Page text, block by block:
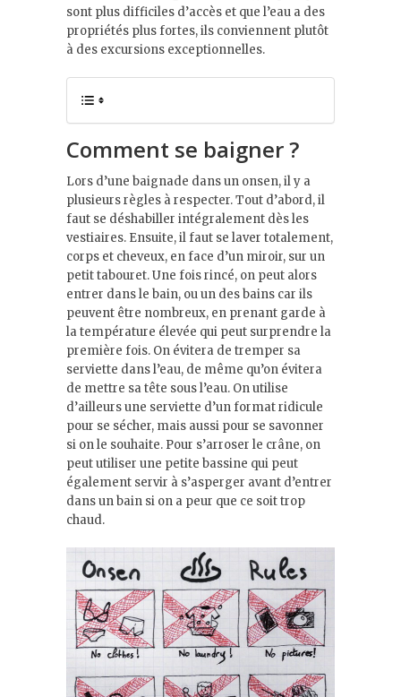
sont plus difficiles d’accès et que l’eau a des
propriétés plus fortes, ils conviennent plutôt
à des excursions exceptionnelles.
Comment se baigner ?
Lors d’une baignade dans un onsen, il y a
plusieurs règles à respecter. Tout d’abord, il
faut se déshabiller intégralement dès les
vestiaires. Ensuite, il faut se laver totalement,
corps et cheveux, en face d’un miroir, sur un
petit tabouret. Une fois rincé, on peut alors
entrer dans le bain, ou un des bains car ils
peuvent être nombreux, en prenant garde à
la température élevée qui peut surprendre la
première fois. On évitera de tremper sa
serviette dans l’eau, de même qu’on évitera
de mettre sa tête sous l’eau. On utilise
d’ailleurs une serviette d’un format ridicule
pour se sécher, mais aussi pour se savonner
si on le souhaite. Pour s’arroser le crâne, on
peut utiliser une petite bassine qui peut
également servir à s’asperger avant d’entrer
dans un bain si on a peur que ce soit trop
chaud.